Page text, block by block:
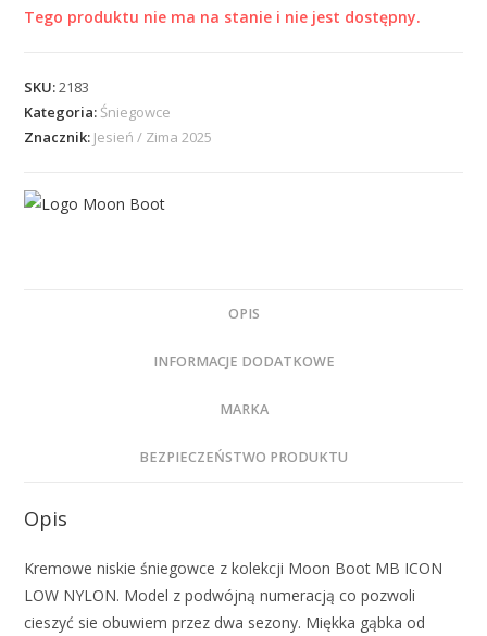
Tego produktu nie ma na stanie i nie jest dostępny.
SKU:2183
Kategoria: Śniegowce
Znacznik: Jesień / Zima 2025
OPIS
INFORMACJE DODATKOWE
MARKA
BEZPIECZEŃSTWO PRODUKTU
Opis
Kremowe niskie śniegowce z kolekcji Moon Boot MB ICON
LOW NYLON. Model z podwójną numeracją co pozwoli
cieszyć sie obuwiem przez dwa sezony. Miękka gąbka od